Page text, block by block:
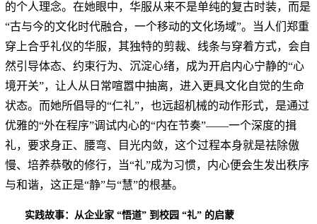
的个人理念。在她眼中，华服从来不是单纯的复古时装，而是
“古与今的文化时代融合，一个移动的文化场域”。当人们郑重
穿上合乎礼仪的华服，其独特的剪裁、线条与穿着方式，会自
然引导体态、约束行为、沉淀心绪，成为开启内心宁静的“心
境开关”，让人从日常喧嚣中抽离，进入更具文化自觉的生命
状态。而她所倡导的“仁礼”，也远超机械的动作形式，是通过
优雅的“外在程序”调试内心的“内在节奏”——一个深度的揖
礼，要求身正、腰弯、目光内敛，这个过程本身就是祛除傲
慢、培养恭敬的修行，当“礼”成为习惯，内心便会生发出秩序
与和谐，这正是“静”与“慧”的根基。
实践故事： 从企业家 “悟道” 到校园 “礼” 的启蒙